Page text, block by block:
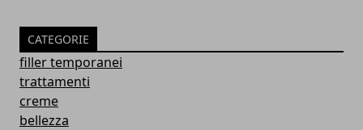
CATEGORIE
filler temporanei
trattamenti
creme
bellezza